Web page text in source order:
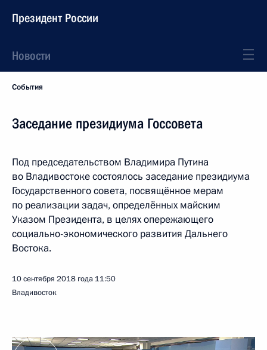
Президент России
Новости
События
Заседание президиума Госсовета
Под председательством Владимира Путина
во Владивостоке состоялось заседание президиума
Государственного совета, посвящённое мерам
по реализации задач, определённых майским
Указом Президента, в целях опережающего
социально-экономического развития Дальнего
Востока.
10 сентября 2018 года 11:50
Владивосток